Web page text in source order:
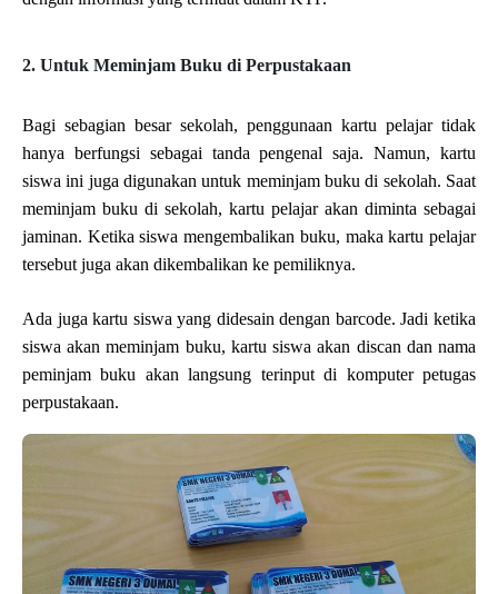
2. Untuk Meminjam Buku di Perpustakaan
Bagi sebagian besar sekolah, penggunaan kartu pelajar tidak
hanya berfungsi sebagai tanda pengenal saja. Namun, kartu
siswa ini juga digunakan untuk meminjam buku di sekolah. Saat
meminjam buku di sekolah, kartu pelajar akan diminta sebagai
jaminan. Ketika siswa mengembalikan buku, maka kartu pelajar
tersebut juga akan dikembalikan ke pemiliknya.
Ada juga kartu siswa yang didesain dengan barcode. Jadi ketika
siswa akan meminjam buku, kartu siswa akan discan dan nama
peminjam buku akan langsung terinput di komputer petugas
perpustakaan.